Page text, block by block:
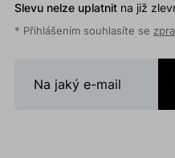
Slevu nelze uplatnitna již
* Přihlášením souhlasíte se